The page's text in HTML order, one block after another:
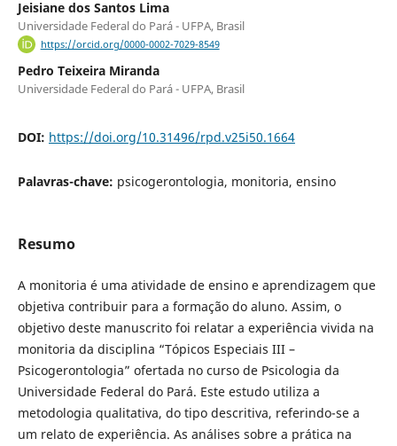
Jeisiane dos Santos Lima
Universidade Federal do Pará - UFPA, Brasil
https://orcid.org/0000-0002-7029-8549
Pedro Teixeira Miranda
Universidade Federal do Pará - UFPA, Brasil
DOI: https://doi.org/10.31496/rpd.v25i50.1664
Palavras-chave: psicogerontologia, monitoria, ensino
Resumo
A monitoria é uma atividade de ensino e aprendizagem que
objetiva contribuir para a formação do aluno. Assim, o
objetivo deste manuscrito foi relatar a experiência vivida na
monitoria da disciplina “Tópicos Especiais III –
Psicogerontologia” ofertada no curso de Psicologia da
Universidade Federal do Pará. Este estudo utiliza a
metodologia qualitativa, do tipo descritiva, referindo-se a
um relato de experiência. As análises sobre a prática na